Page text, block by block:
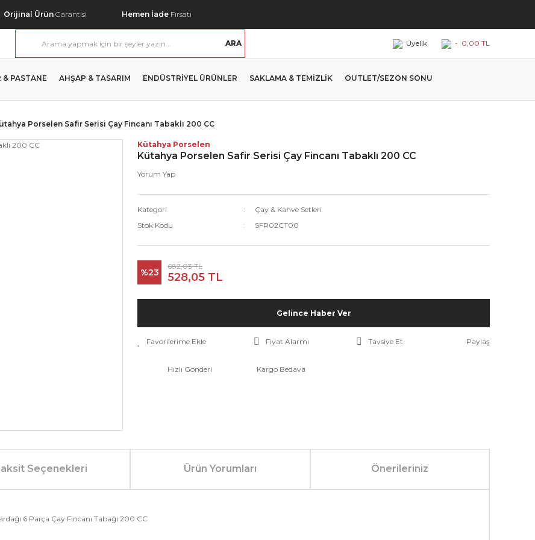
Orijinal Ürün Garantisi Hemen İade Fırsatı
ARA Üyelik - 0,00 TL
& PASTANE AHŞAP & TASARIM ENDÜSTRİYEL ÜRÜNLER SAKLAMA & TEMİZLİK OUTLET/SEZON SONU
Porselen Safir Serisi Çay Fincanı Tabaklı 200 CC
Kütahya Porselen
Kütahya Porselen Safir Serisi Çay Fincanı Tabaklı 200 CC
Yorum Yap
Kategori
Çay & Kahve Setleri
Stok Kodu
SFR02CT00
%23
682,03 TL
528,05 TL
Gelince Haber Ver
Fiyat Alarmı Tavsiye Et Paylaş
Hızlı Gönderi Kargo Bedava
Seçenekleri Ürün Yorumları Önerileriniz
6 Parça Çay Fincanı Tabağı 200 CC